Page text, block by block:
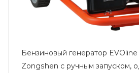
Бензиновый генератор
Zongshen с ручным запуском,